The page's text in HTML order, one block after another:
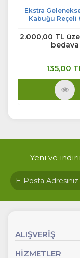
Ekstra
Kabuğu Reçeli
2.000,00 TL
bedava
135,00
Yeni ve
ALIŞVERİŞ
HİZMETLER